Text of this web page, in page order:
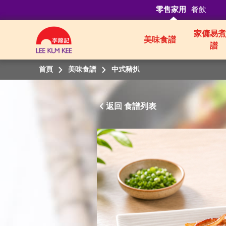
零售家用 餐飲
美味食譜
家傭易
譜
首頁 美味食譜 中式豬扒
返回